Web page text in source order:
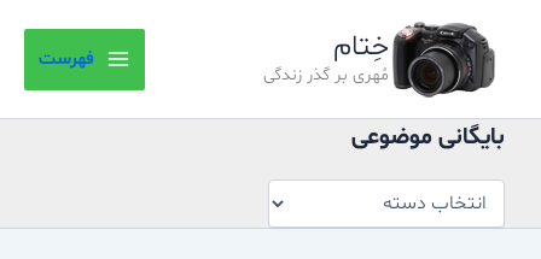
خِتام
مُهری بر گذر زندگی
فهرست
بایگانی موضوعی
موضوعی